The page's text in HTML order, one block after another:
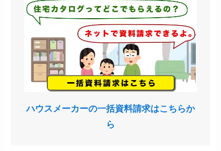
ハウスメーカーの一括資料請求はこちらか
ら